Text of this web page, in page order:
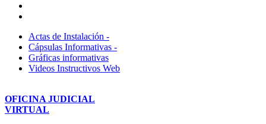
Actas de Instalación -
Cápsulas Informativas -
Gráficas informativas
Videos Instructivos Web
OFICINA JUDICIAL
VIRTUAL